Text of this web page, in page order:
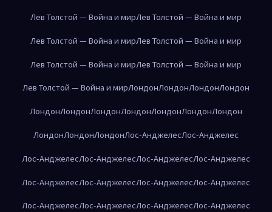
Лев Толстой — Война и мирЛев Толстой — Война и мир
Лев Толстой — Война и мирЛев Толстой — Война и мир
Лев Толстой — Война и мирЛев Толстой — Война и мир
Лев Толстой — Война и мирЛондонЛондонЛондонЛондон
ЛондонЛондонЛондонЛондонЛондонЛондонЛондон
ЛондонЛондонЛондонЛос-АнджелесЛос-Анджелес
Лос-АнджелесЛос-АнджелесЛос-АнджелесЛос-Анджелес
Лос-АнджелесЛос-АнджелесЛос-АнджелесЛос-Анджелес
Лос-АнджелесЛос-АнджелесЛос-АнджелесЛос-Анджелес